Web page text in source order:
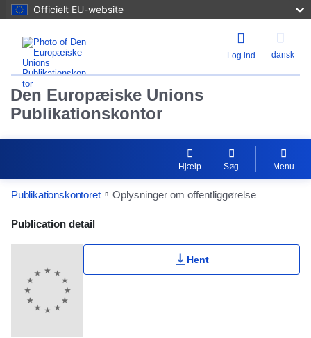
Officielt EU-website
Log ind dansk
Den Europæiske Unions
Publikationskontor
Hjælp Søg Menu
Publikationskontoret Oplysninger om offentliggørelse
Publication Detail Actions Portlet
Publication detail
Hent